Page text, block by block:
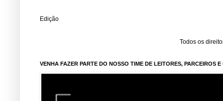
Edição
Todos os
VENHA FAZER PARTE DO NOSSO TIME DE LEITORES, PARCEIROS